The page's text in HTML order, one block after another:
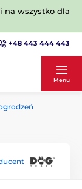
na wszystko dla
+48 443 444 443
Menu